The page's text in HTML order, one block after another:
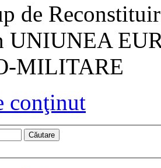
de
UNIUNEA
MILITARE
conţinut